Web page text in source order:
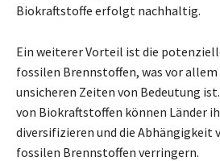
Biokraftstoffe erfolgt nachhaltig.
Ein weiterer Vorteil ist die
fossilen Brennstoffen, was vor
unsicheren Zeiten von Bedeutung
von Biokraftstoffen können Länder
diversifizieren und die
fossilen Brennstoffen verringern.